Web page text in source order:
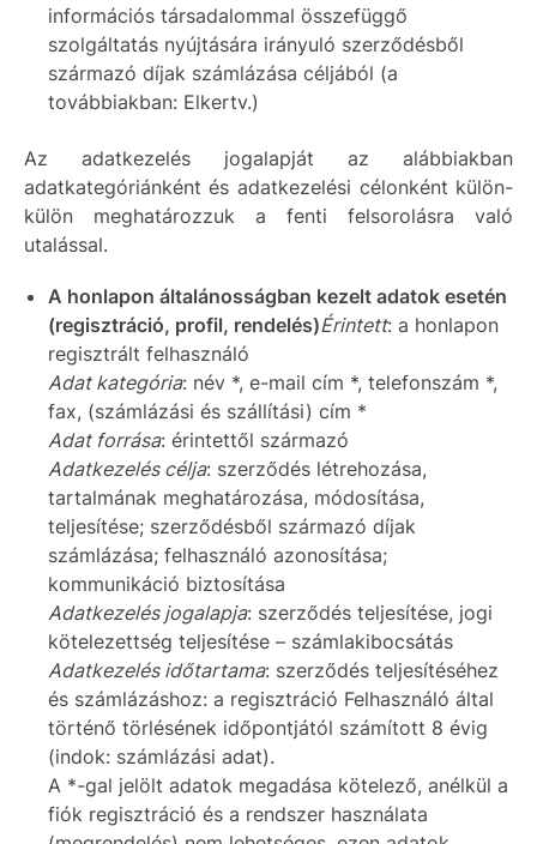
információs társadalommal összefüggő
szolgáltatás nyújtására irányuló szerződésből
származó díjak számlázása céljából (a
továbbiakban: Elkertv.)
Az adatkezelés jogalapját az alábbiakban
adatkategóriánként és adatkezelési célonként külön-
külön meghatározzuk a fenti felsorolásra való
utalással.
A honlapon általánosságban kezelt adatok esetén
(regisztráció, profil, rendelés)Érintett: a honlapon
regisztrált felhasználó
Adat kategória: név *, e-mail cím *, telefonszám *,
fax, (számlázási és szállítási) cím *
Adat forrása: érintettől származó
Adatkezelés célja: szerződés létrehozása,
tartalmának meghatározása, módosítása,
teljesítése; szerződésből származó díjak
számlázása; felhasználó azonosítása;
kommunikáció biztosítása
Adatkezelés jogalapja: szerződés teljesítése, jogi
kötelezettség teljesítése – számlakibocsátás
Adatkezelés időtartama: szerződés teljesítéséhez
és számlázáshoz: a regisztráció Felhasználó által
történő törlésének időpontjától számított 8 évig
(indok: számlázási adat).
A *-gal jelölt adatok megadása kötelező, anélkül a
fiók regisztráció és a rendszer használata